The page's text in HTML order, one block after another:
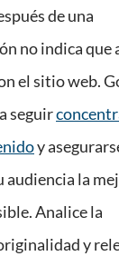
de una
no indica que
el sitio web.
seguir
y
audiencia la
Analice la
y